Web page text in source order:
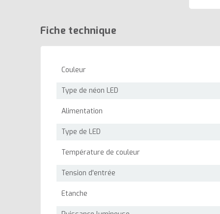
Fiche technique
Couleur
Type de néon LED
Alimentation
Type de LED
Température de couleur
Tension d'entrée
Etanche